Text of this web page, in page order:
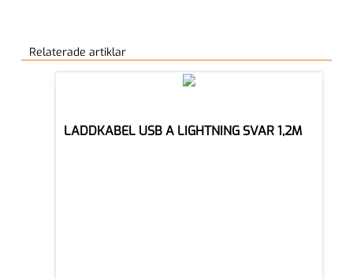
Relaterade artiklar
LADDKABEL USB A LIGHTNING SVAR 1,2M